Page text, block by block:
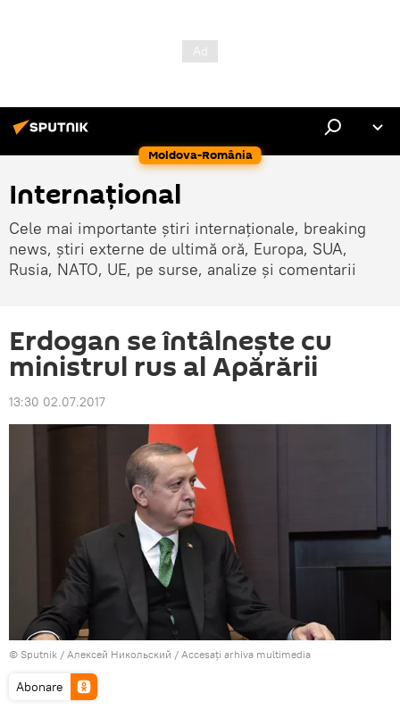
Moldova-România
Internaţional
Cele mai importante știri internaționale, breaking
news, știri externe de ultimă oră, Europa, SUA,
Rusia, NATO, UE, pe surse, analize și comentarii
Erdogan se întâlnește cu
ministrul rus al Apărării
13:30 02.07.2017
© Sputnik / Алексей Никольский / Accesați arhiva multimedia
Abonare